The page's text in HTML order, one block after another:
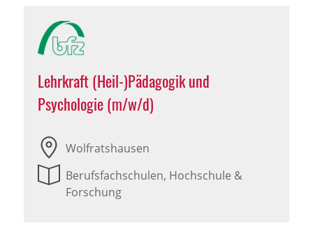
Lehrkraft (Heil-)Pädagogik und
Psychologie (m/w/d)
Wolfratshausen
Berufsfachschulen, Hochschule &
Forschung